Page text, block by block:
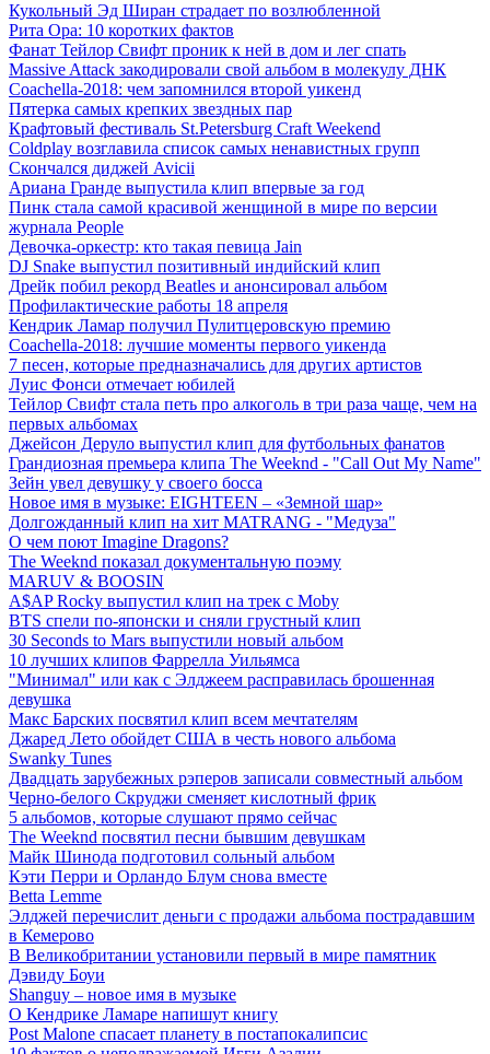
Кукольный Эд Ширан страдает по возлюбленной
Рита Ора: 10 коротких фактов
Фанат Тейлор Свифт проник к ней в дом и лег спать
Massive Attack закодировали свой альбом в молекулу ДНК
Coachella-2018: чем запомнился второй уикенд
Пятерка самых крепких звездных пар
Крафтовый фестиваль St.Petersburg Craft Weekend
Coldplay возглавила список самых ненавистных групп
Скончался диджей Avicii
Ариана Гранде выпустила клип впервые за год
Пинк стала самой красивой женщиной в мире по версии
журнала People
Девочка-оркестр: кто такая певица Jain
DJ Snake выпустил позитивный индийский клип
Дрейк побил рекорд Beatles и анонсировал альбом
Профилактические работы 18 апреля
Кендрик Ламар получил Пулитцеровскую премию
Coachella-2018: лучшие моменты первого уикенда
7 песен, которые предназначались для других артистов
Луис Фонси отмечает юбилей
Тейлор Свифт стала петь про алкоголь в три раза чаще, чем на
первых альбомах
Джейсон Деруло выпустил клип для футбольных фанатов
Грандиозная премьера клипа The Weeknd - "Call Out My Name"
Зейн увел девушку у своего босса
Новое имя в музыке: EIGHTEEN – «Земной шар»
Долгожданный клип на хит MATRANG - "Медуза"
О чем поют Imagine Dragons?
The Weeknd показал документальную поэму
MARUV & BOOSIN
A$AP Rocky выпустил клип на трек с Moby
BTS спели по-японски и сняли грустный клип
30 Seconds to Mars выпустили новый альбом
10 лучших клипов Фаррелла Уильямса
"Минимал" или как с Элджеем расправилась брошенная
девушка
Макс Барских посвятил клип всем мечтателям
Джаред Лето обойдет США в честь нового альбома
Swanky Tunes
Двадцать зарубежных рэперов записали совместный альбом
Черно-белого Скруджи сменяет кислотный фрик
5 альбомов, которые слушают прямо сейчас
The Weeknd посвятил песни бывшим девушкам
Майк Шинода подготовил сольный альбом
Кэти Перри и Орландо Блум снова вместе
Betta Lemme
Элджей перечислит деньги с продажи альбома пострадавшим
в Кемерово
В Великобритании установили первый в мире памятник
Дэвиду Боуи
Shanguy – новое имя в музыке
О Кендрике Ламаре напишут книгу
Post Malone спасает планету в постапокалипсис